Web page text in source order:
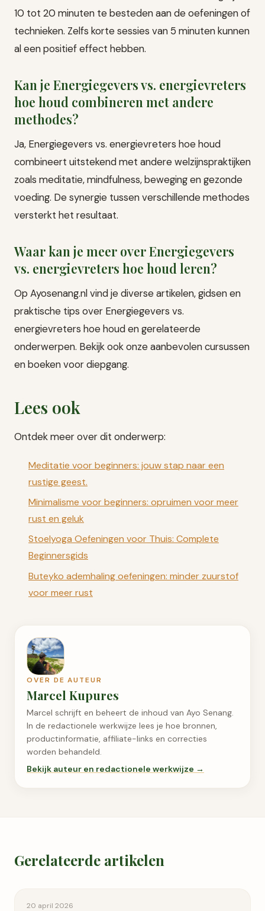
10 tot 20 minuten te besteden aan de oefeningen of
technieken. Zelfs korte sessies van 5 minuten kunnen
al een positief effect hebben.
Kan je Energiegevers vs. energievreters
hoe houd combineren met andere
methodes?
Ja, Energiegevers vs. energievreters hoe houd
combineert uitstekend met andere welzijnspraktijken
zoals meditatie, mindfulness, beweging en gezonde
voeding. De synergie tussen verschillende methodes
versterkt het resultaat.
Waar kan je meer over Energiegevers
vs. energievreters hoe houd leren?
Op Ayosenang.nl vind je diverse artikelen, gidsen en
praktische tips over Energiegevers vs.
energievreters hoe houd en gerelateerde
onderwerpen. Bekijk ook onze aanbevolen cursussen
en boeken voor diepgang.
Lees ook
Ontdek meer over dit onderwerp:
Meditatie voor beginners: jouw stap naar een
rustige geest.
Minimalisme voor beginners: opruimen voor meer
rust en geluk
Stoelyoga Oefeningen voor Thuis: Complete
Beginnersgids
Buteyko ademhaling oefeningen: minder zuurstof
voor meer rust
OVER DE AUTEUR
Marcel Kupures
Marcel schrijft en beheert de inhoud van Ayo Senang.
In de redactionele werkwijze lees je hoe bronnen,
productinformatie, affiliate-links en correcties
worden behandeld.
Bekijk auteur en redactionele werkwijze →
Gerelateerde artikelen
20 april 2026